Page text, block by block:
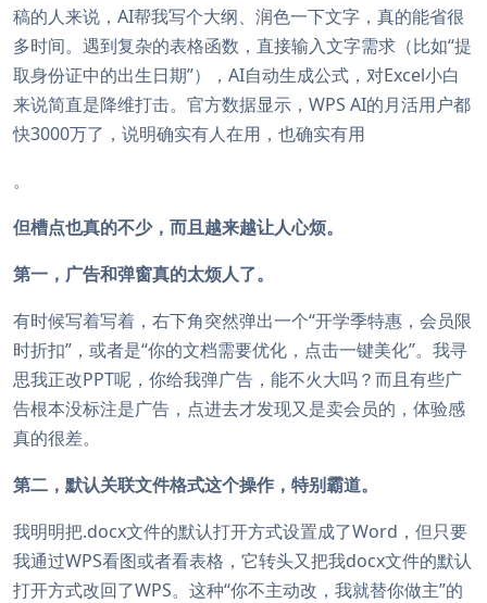
稿的人来说，AI帮我写个大纲、润色一下文字，真的能省很
多时间。遇到复杂的表格函数，直接输入文字需求（比如“提
取身份证中的出生日期”），AI自动生成公式，对Excel小白
来说简直是降维打击。官方数据显示，WPS AI的月活用户都
快3000万了，说明确实有人在用，也确实有用
。
但槽点也真的不少，而且越来越让人心烦。
第一，广告和弹窗真的太烦人了。
有时候写着写着，右下角突然弹出一个“开学季特惠，会员限
时折扣”，或者是“你的文档需要优化，点击一键美化”。我寻
思我正改PPT呢，你给我弹广告，能不火大吗？而且有些广
告根本没标注是广告，点进去才发现又是卖会员的，体验感
真的很差。
第二，默认关联文件格式这个操作，特别霸道。
我明明把.docx文件的默认打开方式设置成了Word，但只要
我通过WPS看图或者看表格，它转头又把我docx文件的默认
打开方式改回了WPS。这种“你不主动改，我就替你做主”的